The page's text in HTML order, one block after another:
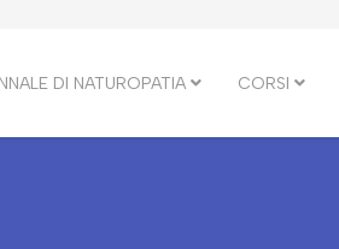
DI NATUROPATIA CORSI